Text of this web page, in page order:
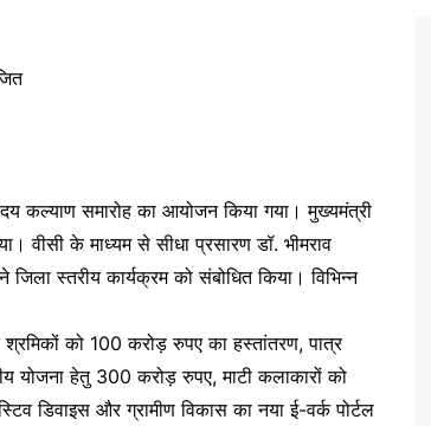
कल्याण समारोह का आयोजन किया गया। मुख्यमंत्री
वीसी के माध्यम से सीधा प्रसारण डॉ. भीमराव
स्तरीय कार्यक्रम को संबोधित किया। विभिन्न
श्रमिकों को 100 करोड़ रुपए का हस्तांतरण, पात्र
योजना हेतु 300 करोड़ रुपए, माटी कलाकारों को
डिवाइस और ग्रामीण विकास का नया ई-वर्क पोर्टल